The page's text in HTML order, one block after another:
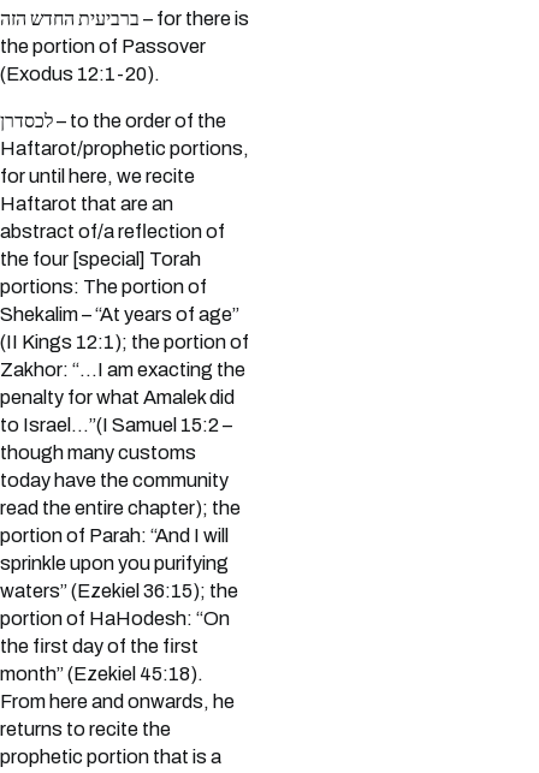
ברביעית החדש הזה – for there is
the portion of Passover
(Exodus 12:1-20).
לכסדרן – to the order of the
Haftarot/prophetic portions,
for until here, we recite
Haftarot that are an
abstract of/a reflection of
the four [special] Torah
portions: The portion of
Shekalim – “At years of age”
(II Kings 12:1); the portion of
Zakhor: “…I am exacting the
penalty for what Amalek did
to Israel…”(I Samuel 15:2 –
though many customs
today have the community
read the entire chapter); the
portion of Parah: “And I will
sprinkle upon you purifying
waters” (Ezekiel 36:15); the
portion of HaHodesh: “On
the first day of the first
month” (Ezekiel 45:18).
From here and onwards, he
returns to recite the
prophetic portion that is a